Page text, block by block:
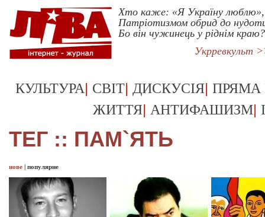
Хто каже: «Я Україну люблю»,
Патріотизмом обрид до
Бо він чужинець у ріднім краю?
Укрревкульт
КУЛЬТУРА| СВІТ| ДИСКУСІЯ| ПРЯМА
ЖИТТЯ| АНТИФАШИЗМ|
ТЕГ :: ПАМ`ЯТЬ
нове | популярне